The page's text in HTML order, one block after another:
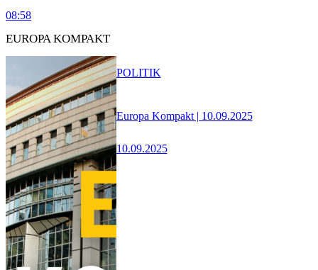
08:58
EUROPA KOMPAKT
Europa Kompakt | 10.09.2025
10.09.2025
POLITIK